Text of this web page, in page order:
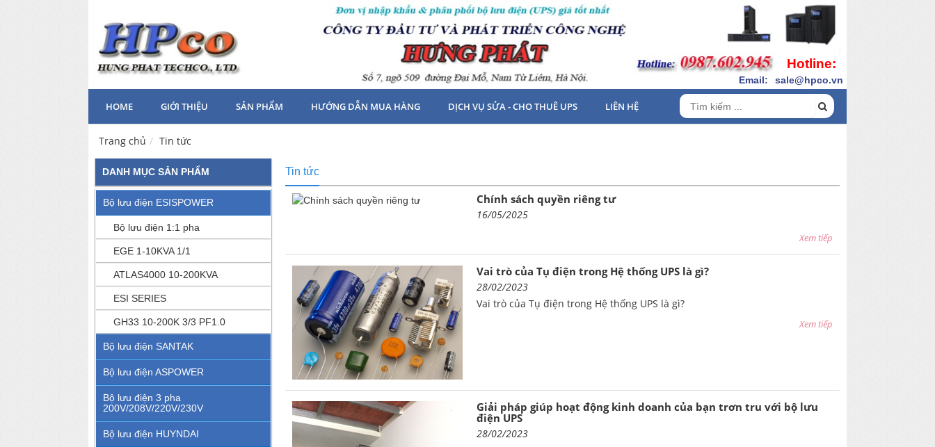
Hotline:
Email: sale@hpco.vn
HOME GIỚI THIỆU SẢN PHẨM HƯỚNG DẪN MUA HÀNG DỊCH VỤ SỬA - CHO THUÊ UPS LIÊN HỆ
Trang chủ Tin tức
DANH MỤC SẢN PHẨM
Bộ lưu điện ESISPOWER
Bộ lưu điện 1:1 pha
EGE 1-10KVA 1/1
ATLAS4000 10-200KVA
ESI SERIES
GH33 10-200K 3/3 PF1.0
Bộ lưu điện SANTAK
Bộ lưu điện ASPOWER
Bộ lưu điện 3 pha
200V/208V/220V/230V
Bộ lưu điện HUYNDAI
Tin tức
Chính sách quyền riêng tư
16/05/2025
Xem tiếp
Vai trò của Tụ điện trong Hệ thống UPS là gì?
28/02/2023
Vai trò của Tụ điện trong Hệ thống UPS là gì?
Xem tiếp
Giải pháp giúp hoạt động kinh doanh của bạn trơn tru với bộ lưu
điện UPS
28/02/2023